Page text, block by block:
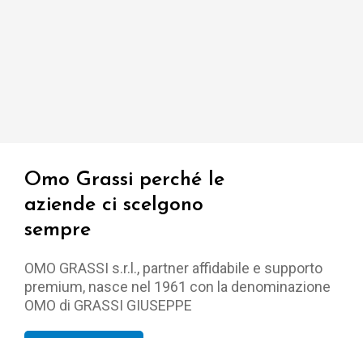
Omo Grassi perché le
aziende ci scelgono
sempre
OMO GRASSI s.r.l., partner affidabile e supporto
premium, nasce nel 1961 con la denominazione
OMO di GRASSI GIUSEPPE